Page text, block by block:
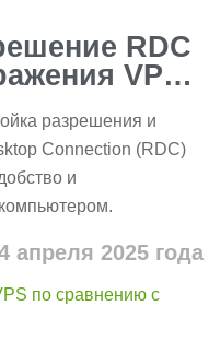
RDC
VPS
разрешения и
Connection (RDC)
и
апреля 2025 года